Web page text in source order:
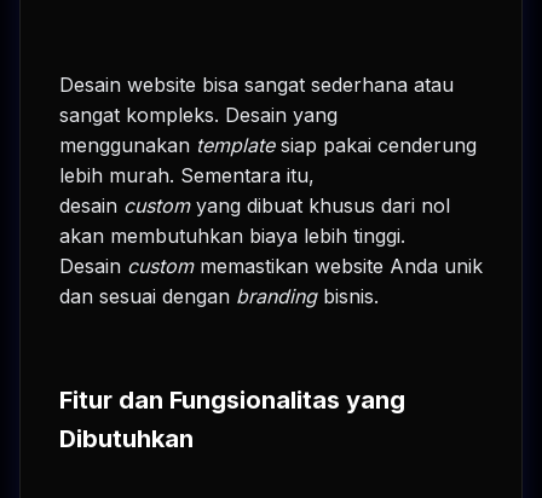
Desain website bisa sangat sederhana atau
sangat kompleks. Desain yang
menggunakan templatesiap pakai cenderung
lebih murah. Sementara itu,
desain customyang dibuat khusus dari nol
akan membutuhkan biaya lebih tinggi.
Desain custommemastikan website Anda unik
dan sesuai dengan brandingbisnis.
Fitur dan Fungsionalitas yang
Dibutuhkan